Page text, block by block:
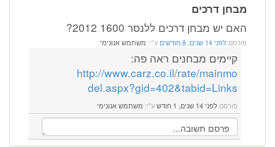
מבחן דרכים
האם יש מבחן דרכים ללנסר 1600 2012?
פורסם לפני 14 שנים, 8 חודשים ע"י: משתמש אנונימי
קיימים מבחנים ראה פה:
http://www.carz.co.il/rate/mainmo
del.aspx?gid=402&tabid=Links
פורסם לפני 14 שנים, 1 חודש ע"י: משתמש אנונימי